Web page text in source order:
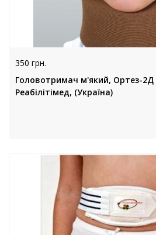
350 грн.
Головотримач м'який, Ортез-2Д
Реабілітімед, (Україна)